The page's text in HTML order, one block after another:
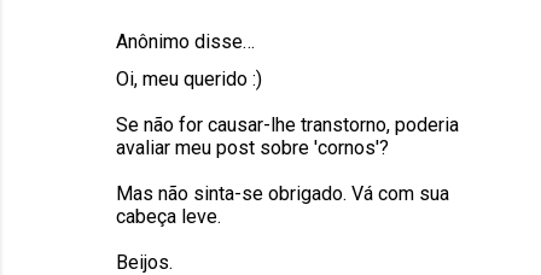
Anônimo disse…
Oi, meu querido :)
Se não for causar-lhe transtorno, poderia
avaliar meu post sobre 'cornos'?
Mas não sinta-se obrigado. Vá com sua
cabeça leve.
Beijos.